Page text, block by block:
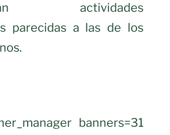
actividades
parecidas a las de los
banners=31